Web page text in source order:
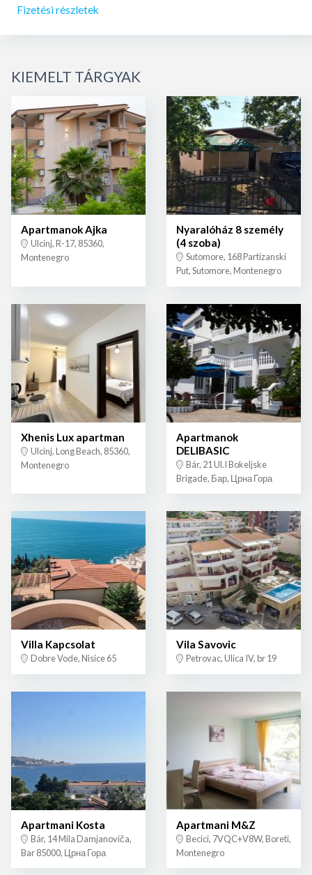
Fizetési részletek
KIEMELT TÁRGYAK
Apartmanok Ajka
Ulcinj, R-17, 85360,
Montenegro
Nyaralóház 8 személy
(4 szoba)
Sutomore, 168 Partizanski
Put, Sutomore, Montenegro
Xhenis Lux apartman
Ulcinj, Long Beach, 85360,
Montenegro
Apartmanok
DELIBASIC
Bár, 21 Ul.I Bokeljske
Brigade, Бар, Црна Гора
Villa Kapcsolat
Dobre Vode, Nisice 65
Vila Savovic
Petrovac, Ulica IV, br 19
Apartmani Kosta
Bár, 14 Mila Damjanoviča,
Bar 85000, Црна Гора
Apartmani M&Z
Becici, 7VQC+V8W, Boreti,
Montenegro